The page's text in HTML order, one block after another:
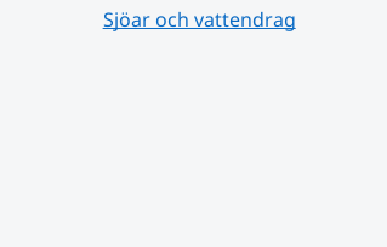
Sjöar och vattendrag